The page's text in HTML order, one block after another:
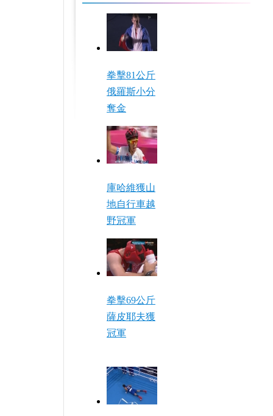
拳擊81公斤
俄羅斯小分
奪金
庫哈維獲山
地自行車越
野冠軍
拳擊69公斤
薩皮耶夫獲
冠軍